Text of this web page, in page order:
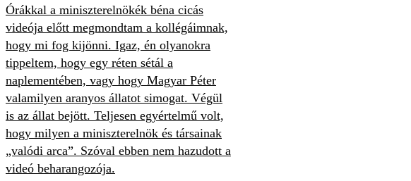
Órákkal a miniszterelnökék béna cicás
videója előtt megmondtam a kollégáimnak,
hogy mi fog kijönni. Igaz, én olyanokra
tippeltem, hogy egy réten sétál a
naplementében, vagy hogy Magyar Péter
valamilyen aranyos állatot simogat. Végül
is az állat bejött. Teljesen egyértelmű volt,
hogy milyen a miniszterelnök és társainak
„valódi arca”. Szóval ebben nem hazudott a
videó beharangozója.